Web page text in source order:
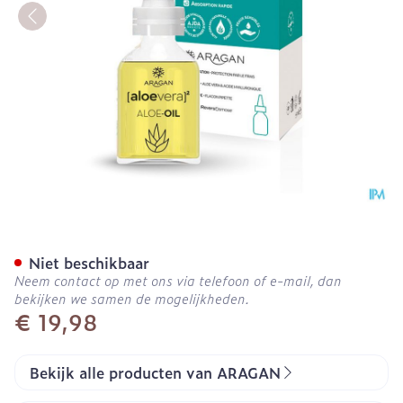
€ 19,98
Niet beschikbaar
Neem contact op met ons via telefoon of e-mail, dan
bekijken we samen de mogelijkheden.
Bekijk alle producten van ARAGAN